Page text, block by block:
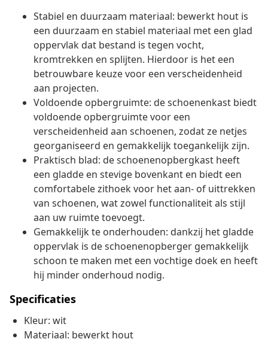
Stabiel en duurzaam materiaal: bewerkt hout is
een duurzaam en stabiel materiaal met een glad
oppervlak dat bestand is tegen vocht,
kromtrekken en splijten. Hierdoor is het een
betrouwbare keuze voor een verscheidenheid
aan projecten.
Voldoende opbergruimte: de schoenenkast biedt
voldoende opbergruimte voor een
verscheidenheid aan schoenen, zodat ze netjes
georganiseerd en gemakkelijk toegankelijk zijn.
Praktisch blad: de schoenenopbergkast heeft
een gladde en stevige bovenkant en biedt een
comfortabele zithoek voor het aan- of uittrekken
van schoenen, wat zowel functionaliteit als stijl
aan uw ruimte toevoegt.
Gemakkelijk te onderhouden: dankzij het gladde
oppervlak is de schoenenopberger gemakkelijk
schoon te maken met een vochtige doek en heeft
hij minder onderhoud nodig.
Specificaties
Kleur: wit
Materiaal: bewerkt hout